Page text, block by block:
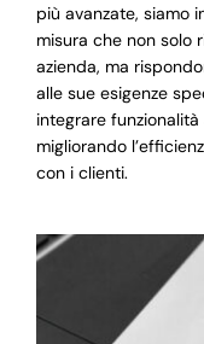
più avanzate, siamo
misura che non solo
azienda, ma
alle sue esigenze
integrare
migliorando
con i clienti.